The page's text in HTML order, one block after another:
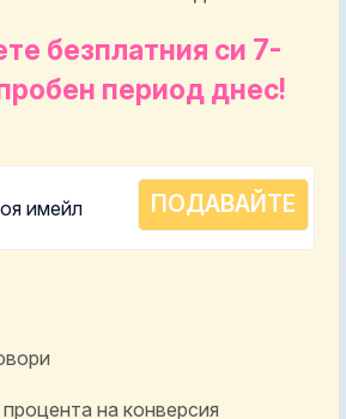
безплатния си 7-
период днес!
на конверсия